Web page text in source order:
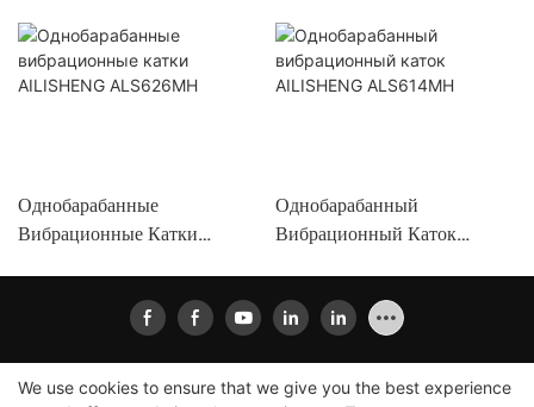
Однобарабанные
Вибрационные Катки
Однобарабанный
Вибрационный Каток
We use cookies to ensure that we give you the best experience